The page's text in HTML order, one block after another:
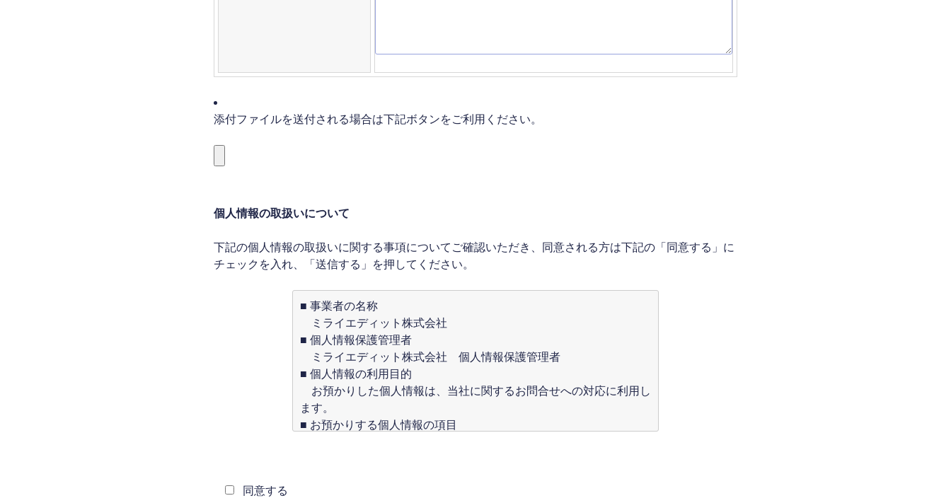
添付ファイルを送付される場合は下記ボタンをご利用ください。
個人情報の取扱いについて
下記の個人情報の取扱いに関する事項についてご確認いただき、同意される方は下記の「同意する」に
チェックを入れ、「送信する」を押してください。
■ 事業者の名称
ミライエディット株式会社
■ 個人情報保護管理者
ミライエディット株式会社 個人情報保護管理者
■ 個人情報の利用目的
お預かりした個人情報は、当社に関するお問合せへの対応に利用し
ます。
■ お預かりする個人情報の項目
同意する